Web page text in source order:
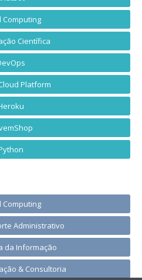
Computing
Científica
Platform
Computing
Administrativo
da Informação
& Consultoria